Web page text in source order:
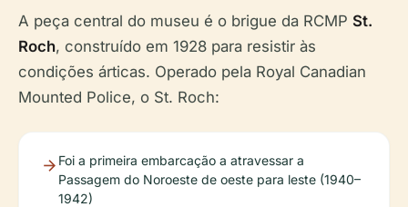
A peça central do museu é o brigue da RCMP St.
Roch, construído em 1928 para resistir às
condições árticas. Operado pela Royal Canadian
Mounted Police, o St. Roch:
Foi a primeira embarcação a atravessar a
Passagem do Noroeste de oeste para leste (1940–
1942)